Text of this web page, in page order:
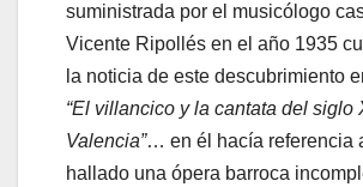
suministrada por el musicólogo
Vicente Ripollés en el año 1935
la noticia de este descubrimiento
“El villancico y la cantata del siglo
Valencia”… en él hacía referencia
hallado una ópera barroca